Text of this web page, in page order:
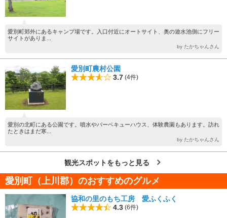
愛別町郊外にあるキャンプ場です。入口付近にオートサイト、奥の遊水池側にフリー
サイトがありま...
by たかちゃんさん
愛別町農村公園
3.7 (4件)
愛別の北町にある公園です。噴水やバーベキューハウス、体験農園もあります。訪れ
たときはまだ寒...
by たかちゃんさん
観光スポットをもっと見る
愛別町（上川郡）のおすすめのグルメ
協和の里のもち工房 愛ふくふく
4.3 (6件)